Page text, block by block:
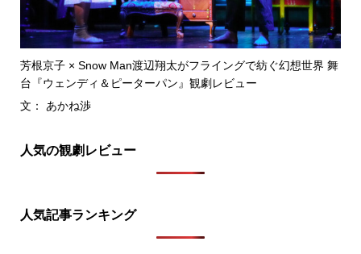
芳根京子 × Snow Man渡辺翔太がフライングで紡ぐ幻想世界 舞
台『ウェンディ＆ピーターパン』観劇レビュー
文： あかね渉
人気の観劇レビュー
人気記事ランキング